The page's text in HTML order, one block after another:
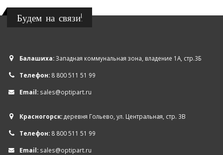
Будем на связи!
Балашиха:Западная коммунальная зона, владение 1А, стр.3Б
Телефон: 8 800 511 51 99
Email: sales@optipart.ru
Красногорск:деревня Гольево, ул. Центральная, стр. 3В
Телефон: 8 800 511 51 99
Email: sales@optipart.ru